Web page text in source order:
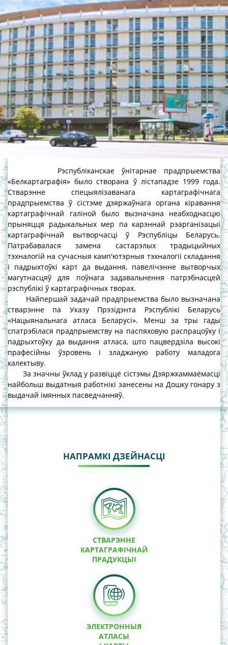
Рэспубліканскае ўнітарнае прадпрыемства
«Белкартаграфія» было створана ў лістападзе 1999 года.
Стварэнне спецыялізаванага картаграфічнага
прадпрыемства ў сістэме дзяржаўнага органа кіравання
картаграфічнай галіной было вызначана неабходнасцю
прыняцця радыкальных мер па карэннай рэарганізацыі
картаграфічнай вытворчасці ў Рэспубліцы Беларусь.
Патрабавалася замена састарэлых традыцыйных
тэхналогій на сучасныя камп'ютэрныя тэхналогіі складання
і падрыхтоўкі карт да выдання, павелічэнне вытворчых
магутнасцяў для поўнага задавальнення патрэбнасцей
рэспублікі ў картаграфічных творах.
Найпершай задачай прадпрыемства было вызначана
стварэнне па Указу Прэзідэнта Рэспублікі Беларусь
«Нацыянальнага атласа Беларусі». Менш за тры гады
спатрэбілася прадпрыемству на паспяховую распрацоўку і
падрыхтоўку да выдання атласа, што пацвердзіла высокі
прафесійны ўзровень і зладжаную работу маладога
калектыву.
За значны ўклад у развіццё сістэмы Дзяржкаммаёмасці
найбольш выдатныя работнікі занесены на Дошку гонару з
выдачай імянных пасведчанняў.
НАПРАМКІ ДЗЕЙНАСЦІ
СТВАРЭННЕ
КАРТАГРАФІЧНАЙ
ПРАДУКЦЫІ
ЭЛЕКТРОННЫЯ
АТЛАСЫ